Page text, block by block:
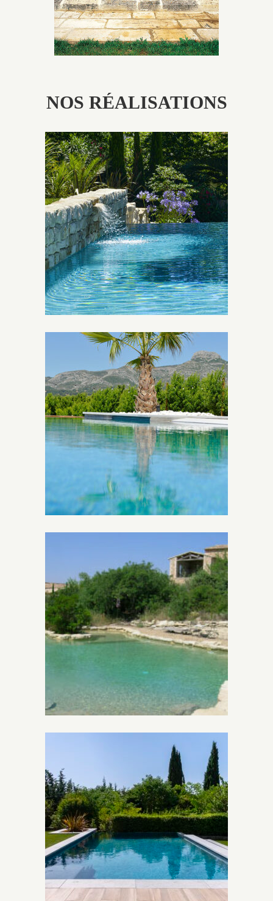
NOS RÉALISATIONS